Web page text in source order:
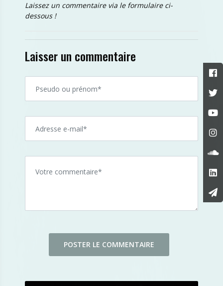
Laissez un commentaire via le formulaire ci-
dessous !
Laisser un commentaire